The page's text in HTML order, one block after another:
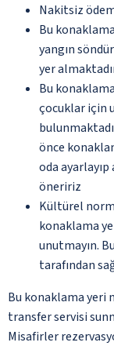
Nakitsiz
Bu
yangın
yer
Bu
çocuklar için
önce
oda
öneririz
Kültürel
konaklama
unutmayın.
tarafından
Bu konaklama yeri
transfer servisi
Misafirler